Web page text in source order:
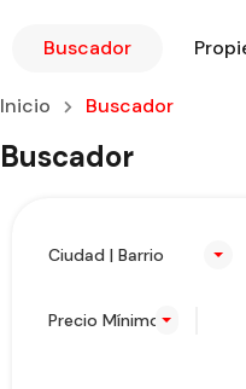
Buscador
Inicio Buscador
Buscador
Ciudad | Barrio
Precio Mínimo